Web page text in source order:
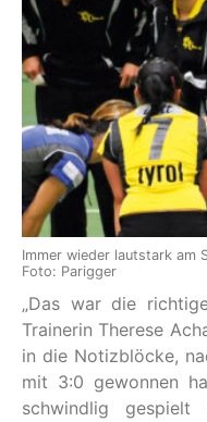
Immer wieder lautstark am
Foto: Parigger
„Das war die
Trainerin Therese
in die Notizblöcke,
mit 3:0 gewonnen
schwindlig gespielt